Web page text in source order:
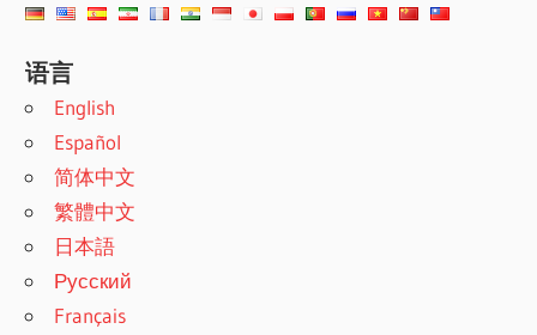
语言
English
Español
简体中文
繁體中文
日本語
Русский
Français